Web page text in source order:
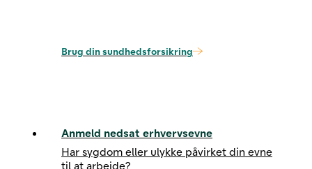
Brug din sundhedsforsikring
Anmeld nedsat erhvervsevne
Har sygdom eller ulykke påvirket din evne
til at arbejde?